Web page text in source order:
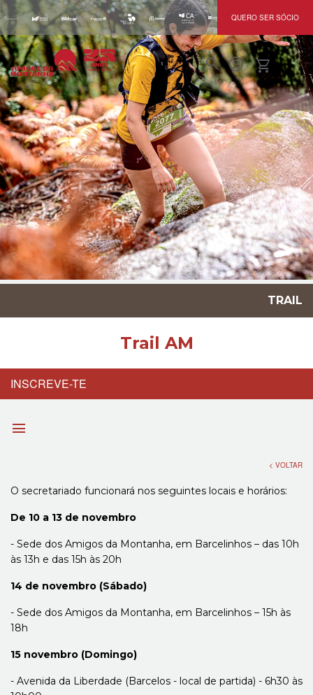
QUERO SER SÓCIO
search account_circle shopping_cart
Trail
TRAIL
Trail AM
INSCREVE-TE
menu
< VOLTAR
O secretariado funcionará nos seguintes locais e horários:
De 10 a 13 de novembro
- Sede dos Amigos da Montanha, em Barcelinhos – das 10h
às 13h e das 15h às 20h
14 de novembro (Sábado)
- Sede dos Amigos da Montanha, em Barcelinhos – 15h às
18h
15 novembro (Domingo)
- Avenida da Liberdade (Barcelos - local de partida) - 6h30 às